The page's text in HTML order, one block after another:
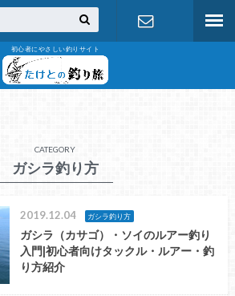
初心者にやさしい釣りサイト
CATEGORY
ガシラ釣り方
2019.12.04 ガシラ釣り方
ガシラ（カサゴ）・ソイのルアー釣り
入門|初心者向けタックル・ルアー・釣
り方紹介